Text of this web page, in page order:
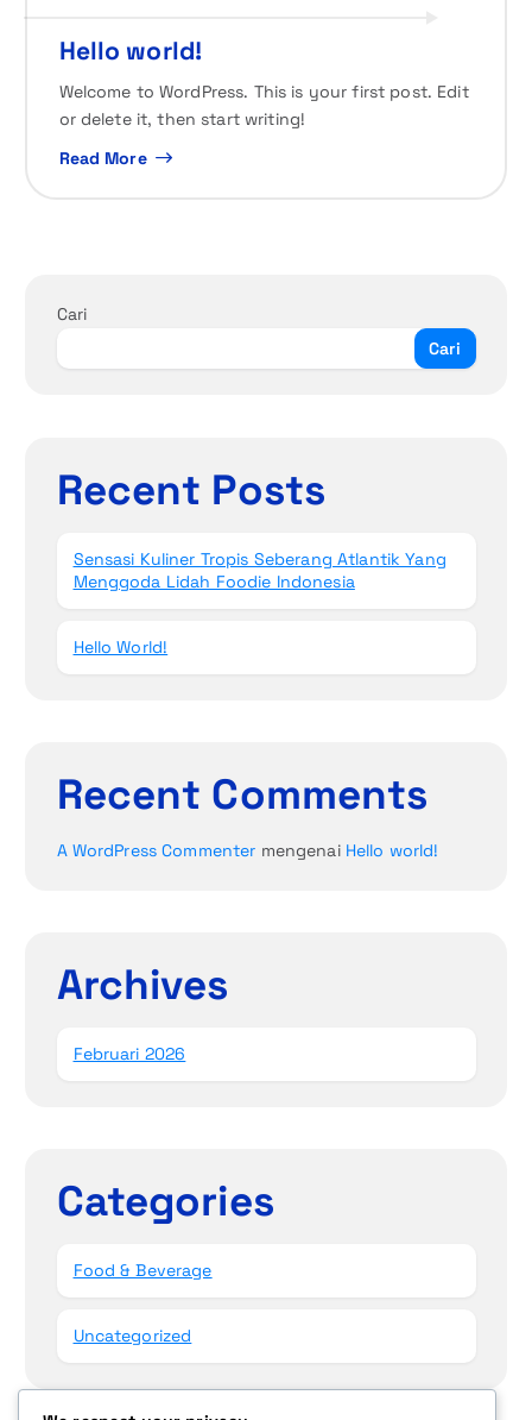
Hello world!
Welcome to WordPress. This is your first post. Edit
or delete it, then start writing!
Read More
Cari
Cari
Recent Posts
Sensasi Kuliner Tropis Seberang Atlantik Yang
Menggoda Lidah Foodie Indonesia
Hello World!
Recent Comments
A WordPress Commenter mengenai Hello world!
Archives
Februari 2026
Categories
Food & Beverage
Uncategorized